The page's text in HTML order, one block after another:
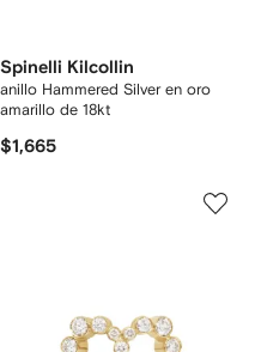
Spinelli Kilcollin
anillo Hammered Silver en oro
amarillo de 18kt
$1,665